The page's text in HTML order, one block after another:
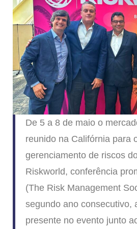
De 5 a 8 de maio o
reunido na Califórnia para
gerenciamento de riscos
Riskworld, conferência
(The Risk Management
segundo ano consecutivo,
presente no evento junto